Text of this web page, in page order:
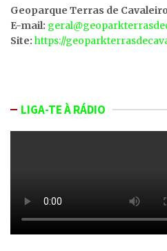
Geoparque Terras de
E-mail:
Site: https://
LIGA-TE À RÁDIO